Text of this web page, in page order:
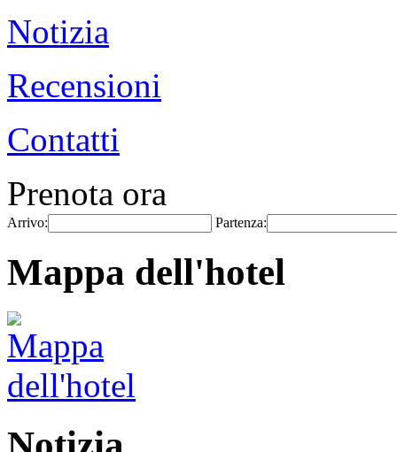
Notizia
Recensioni
Contatti
Prenota ora
Arrivo: Partenza:
Mappa dell'hotel